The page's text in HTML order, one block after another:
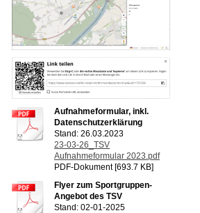
Aufnahmeformular, inkl.
Datenschutzerklärung
Stand: 26.03.2023
23-03-26_TSV
Aufnahmeformular 2023.pdf
PDF-Dokument [693.7 KB]
Flyer zum Sportgruppen-
Angebot des TSV
Stand: 02-01-2025